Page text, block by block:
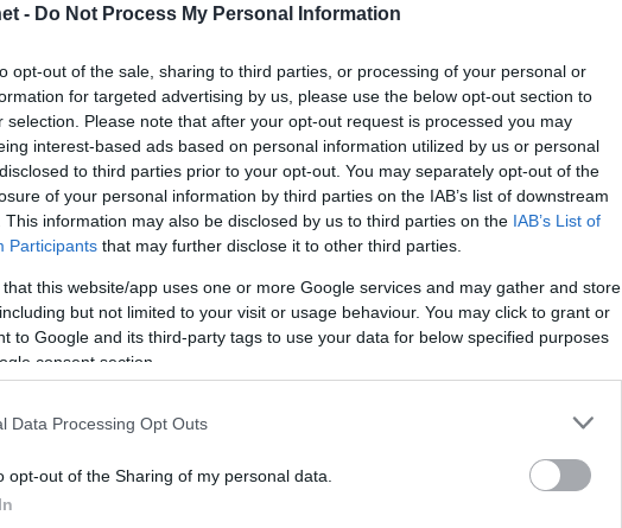
- Do Not Process My Personal Information
opt-out of the sale, sharing to third parties, or processing of your personal or
for targeted advertising by us, please use the below opt-out section to
selection. Please note that after your opt-out request is processed you may
interest-based ads based on personal information utilized by us or personal
to third parties prior to your opt-out. You may separately opt-out of the
of your personal information by third parties on the IAB’s list of downstream
This information may also be disclosed by us to third parties on the IAB’s List of
Participants that may further disclose it to other third parties.
that this website/app uses one or more Google services and may gather and store
but not limited to your visit or usage behaviour. You may click to grant or
to Google and its third-party tags to use your data for below specified purposes
consent section.
Data Processing Opt Outs
opt-out of the Sharing of my personal data.